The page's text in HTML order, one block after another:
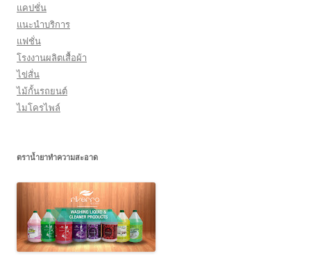
แคปชั่น
แนะนำบริการ
แฟชั่น
โรงงานผลิตเสื้อผ้า
ไข่สั่น
ไม้กั้นรถยนต์
ไมโครไพล์
ตราน้ำยาทำความสะอาด